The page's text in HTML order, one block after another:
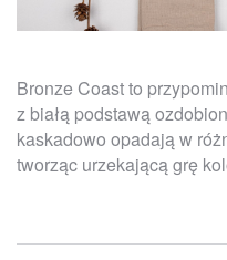
Bronze Coast to
z białą podstawą
kaskadowo opadają w
tworząc urzekającą grę